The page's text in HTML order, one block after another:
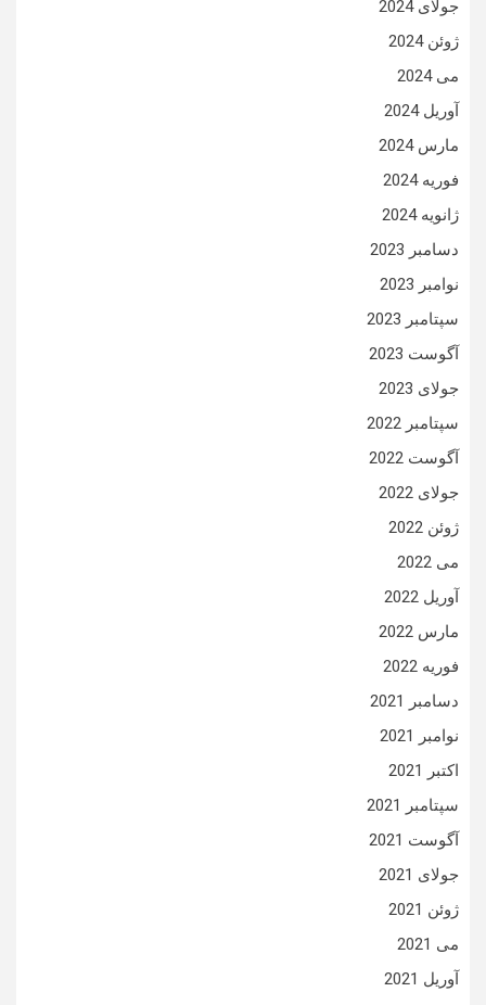
جولای 2024
ژوئن 2024
می 2024
آوریل 2024
مارس 2024
فوریه 2024
ژانویه 2024
دسامبر 2023
نوامبر 2023
سپتامبر 2023
آگوست 2023
جولای 2023
سپتامبر 2022
آگوست 2022
جولای 2022
ژوئن 2022
می 2022
آوریل 2022
مارس 2022
فوریه 2022
دسامبر 2021
نوامبر 2021
اکتبر 2021
سپتامبر 2021
آگوست 2021
جولای 2021
ژوئن 2021
می 2021
آوریل 2021